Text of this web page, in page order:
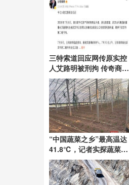
三特索道回应网传原实控
人艾路明被刑拘 传奇商业
大佬涉非法集资
“中国蔬菜之乡”最高温达
41.8℃，记者实探蔬菜大
棚感觉像进“蒸笼”，有村
民称只能凌晨两点起来干
活